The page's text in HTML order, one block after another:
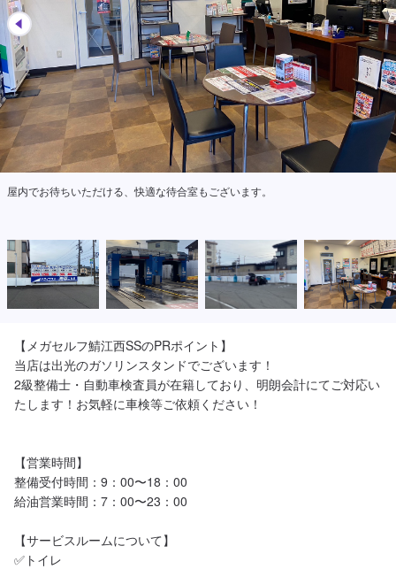
屋内でお待ちいただける、快適な待合室もございます。
【メガセルフ鯖江西SSのPRポイント】
当店は出光のガソリンスタンドでございます！
2級整備士・自動車検査員が在籍しており、明朗会計にてご対応い
たします！お気軽に車検等ご依頼ください！
【営業時間】
整備受付時間：9：00〜18：00
給油営業時間：7：00〜23：00
【サービスルームについて】
✅トイレ